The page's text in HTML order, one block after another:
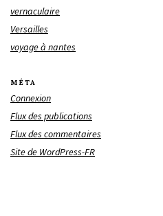
vernaculaire
Versailles
voyage à nantes
MÉTA
Connexion
Flux des publications
Flux des commentaires
Site de WordPress-FR